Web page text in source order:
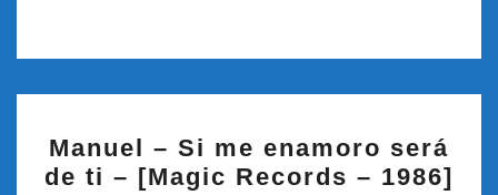
–
SI
Manuel – Si me enamoro será
de ti – [Magic Records – 1986]